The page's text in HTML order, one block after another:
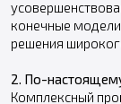
конечные
решения
2. По-
Комплексный